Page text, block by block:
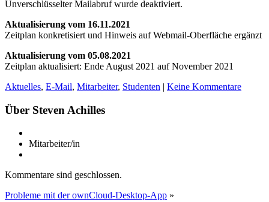
Unverschlüsselter Mailabruf wurde deaktiviert.
Aktualisierung vom 16.11.2021
Zeitplan konkretisiert und Hinweis auf Webmail-Oberfläche ergänzt
Aktualisierung vom 05.08.2021
Zeitplan aktualisiert: Ende August 2021 auf November 2021
Aktuelles, E-Mail, Mitarbeiter, Studenten | Keine Kommentare
Über Steven Achilles
Mitarbeiter/in
Kommentare sind geschlossen.
Probleme mit der ownCloud-Desktop-App »